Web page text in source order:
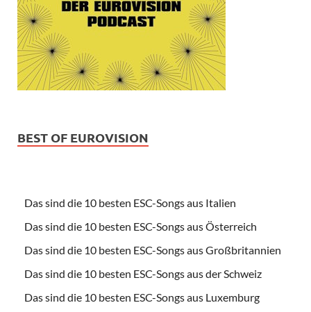
BEST OF EUROVISION
Das sind die 10 besten ESC-Songs aus Italien
Das sind die 10 besten ESC-Songs aus Österreich
Das sind die 10 besten ESC-Songs aus Großbritannien
Das sind die 10 besten ESC-Songs aus der Schweiz
Das sind die 10 besten ESC-Songs aus Luxemburg